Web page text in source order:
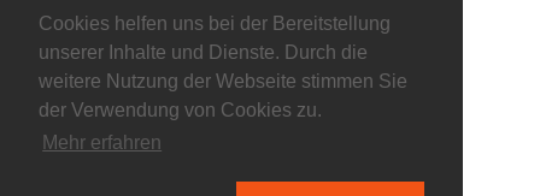
Cookies helfen uns bei der Bereitstellung
unserer Inhalte und Dienste. Durch die
weitere Nutzung der Webseite stimmen Sie
der Verwendung von Cookies zu.
Mehr erfahren